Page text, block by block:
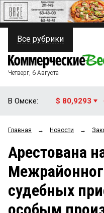
ПОЛИТИКА
ФИНАНСЫ
ОБЩЕСТВО
ЗАКОН
НОВОСТИ КОМПАНИЙ
ПРОИСШЕСТВИЯ
Все рубрики
Четверг, 6 Августа
В Омске: $ 80,9293
Главная → Новости →
Арестована
судебных